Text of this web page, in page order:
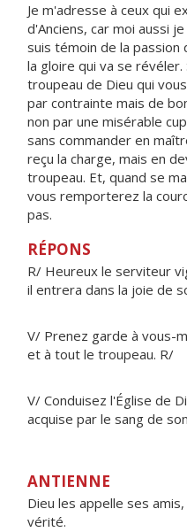
Je m'adresse à ceux qui
d'Anciens, car moi aussi
suis témoin de la passion
la gloire qui va se
troupeau de Dieu qui
par contrainte mais de
non par une misérable
sans commander en
reçu la charge, mais en
troupeau. Et, quand se
vous remporterez la
pas.
RÉPONS
R/ Heureux le serviteur
il entrera dans la joie de
V/ Prenez garde à vous-
et à tout le troupeau. R/
V/ Conduisez l'Église de
acquise par le sang de
ANTIENNE
Dieu les appelle ses
vérité.